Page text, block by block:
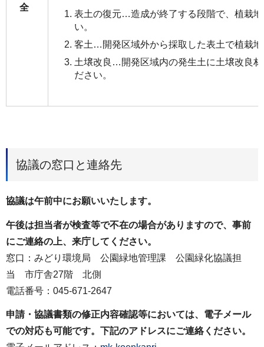
全
表土の復元…造成が終了する段階で、植栽
い。
客土…開発区域外から採取した表土で植栽
土壌改良…開発区域内の発生土に土壌改良
ださい。
協議の窓口と連絡先
協議は午前中にお願いいたします。
午後は担当者が検査等で不在の場合がありますので、事前
にご連絡の上、来庁してください。
窓口：みどり環境局 公園緑地管理課 公園緑化協議担
当 市庁舎27階 北側
電話番号：045-671-2647
申請・協議書類の修正内容確認等においては、電子メール
での対応も可能です。下記のアドレスにご連絡ください。